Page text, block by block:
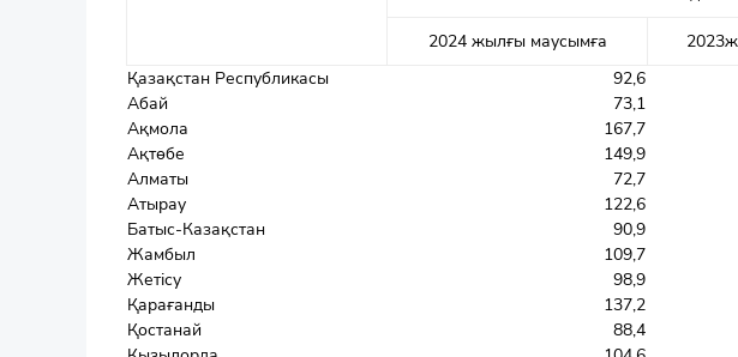
2024 жылғы маусымға
Қазақстан Республикасы
92,6
Абай
73,1
Ақмола
167,7
Ақтөбе
149,9
Алматы
72,7
Атырау
122,6
Батыс-Казақстан
90,9
Жамбыл
109,7
Жетісу
98,9
Қарағанды
137,2
Қостанай
88,4